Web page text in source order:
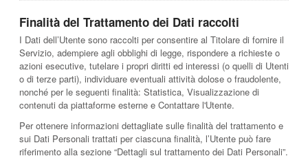
Finalità del Trattamento dei Dati raccolti
I Dati dell’Utente sono raccolti per consentire al Titolare di fornire il
Servizio, adempiere agli obblighi di legge, rispondere a richieste o
azioni esecutive, tutelare i propri diritti ed interessi (o quelli di Utenti
o di terze parti), individuare eventuali attività dolose o fraudolente,
nonché per le seguenti finalità: Statistica, Visualizzazione di
contenuti da piattaforme esterne e Contattare l'Utente.
Per ottenere informazioni dettagliate sulle finalità del trattamento e
sui Dati Personali trattati per ciascuna finalità, l’Utente può fare
riferimento alla sezione “Dettagli sul trattamento dei Dati Personali”.